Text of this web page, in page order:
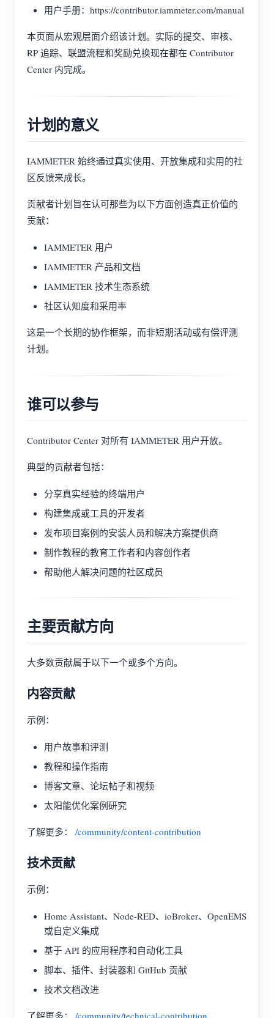
用户手册：https://contributor.iammeter.com/manual
本页面从宏观层面介绍该计划。实际的提交、审核、
RP 追踪、联盟流程和奖励兑换现在都在 Contributor
Center 内完成。
计划的意义
IAMMETER 始终通过真实使用、开放集成和实用的社
区反馈来成长。
贡献者计划旨在认可那些为以下方面创造真正价值的
贡献：
IAMMETER 用户
IAMMETER 产品和文档
IAMMETER 技术生态系统
社区认知度和采用率
这是一个长期的协作框架，而非短期活动或有偿评测
计划。
谁可以参与
Contributor Center 对所有 IAMMETER 用户开放。
典型的贡献者包括：
分享真实经验的终端用户
构建集成或工具的开发者
发布项目案例的安装人员和解决方案提供商
制作教程的教育工作者和内容创作者
帮助他人解决问题的社区成员
主要贡献方向
大多数贡献属于以下一个或多个方向。
内容贡献
示例：
用户故事和评测
教程和操作指南
博客文章、论坛帖子和视频
太阳能优化案例研究
了解更多： /community/content-contribution
技术贡献
示例：
Home Assistant、Node-RED、ioBroker、OpenEMS
或自定义集成
基于 API 的应用程序和自动化工具
脚本、插件、封装器和 GitHub 贡献
技术文档改进
了解更多： /community/technical-contribution